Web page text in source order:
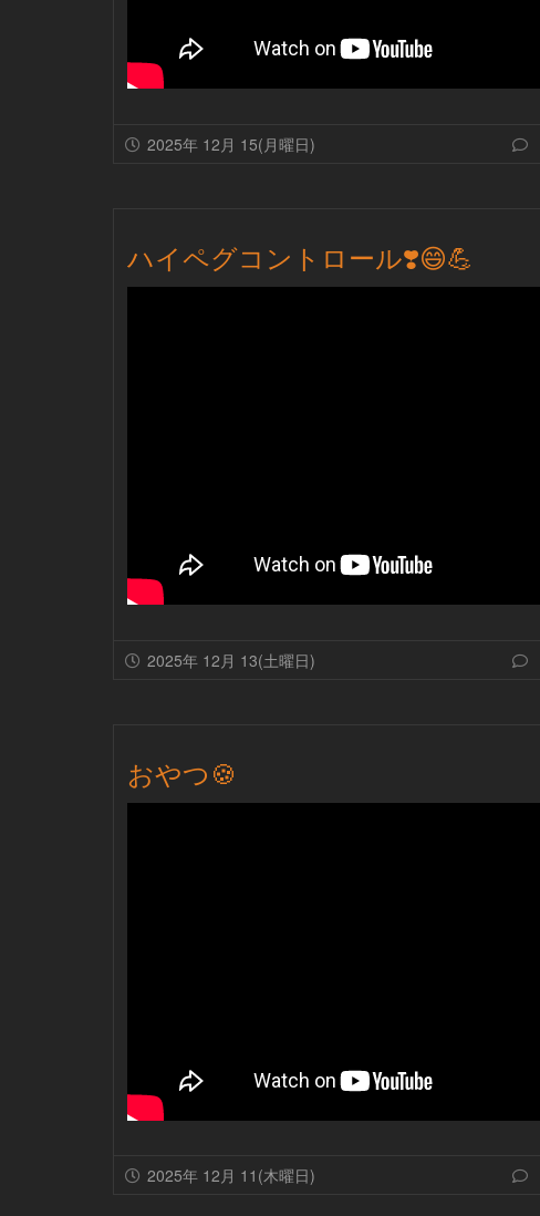
2025年 12月 15(月曜日)
ハイペグコントロール❣️😄💪
2025年 12月 13(土曜日)
おやつ🍪
2025年 12月 11(木曜日)